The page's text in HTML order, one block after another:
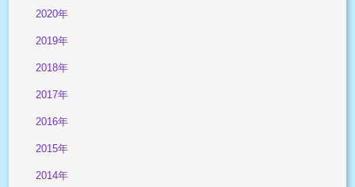
2020年
2019年
2018年
2017年
2016年
2015年
2014年